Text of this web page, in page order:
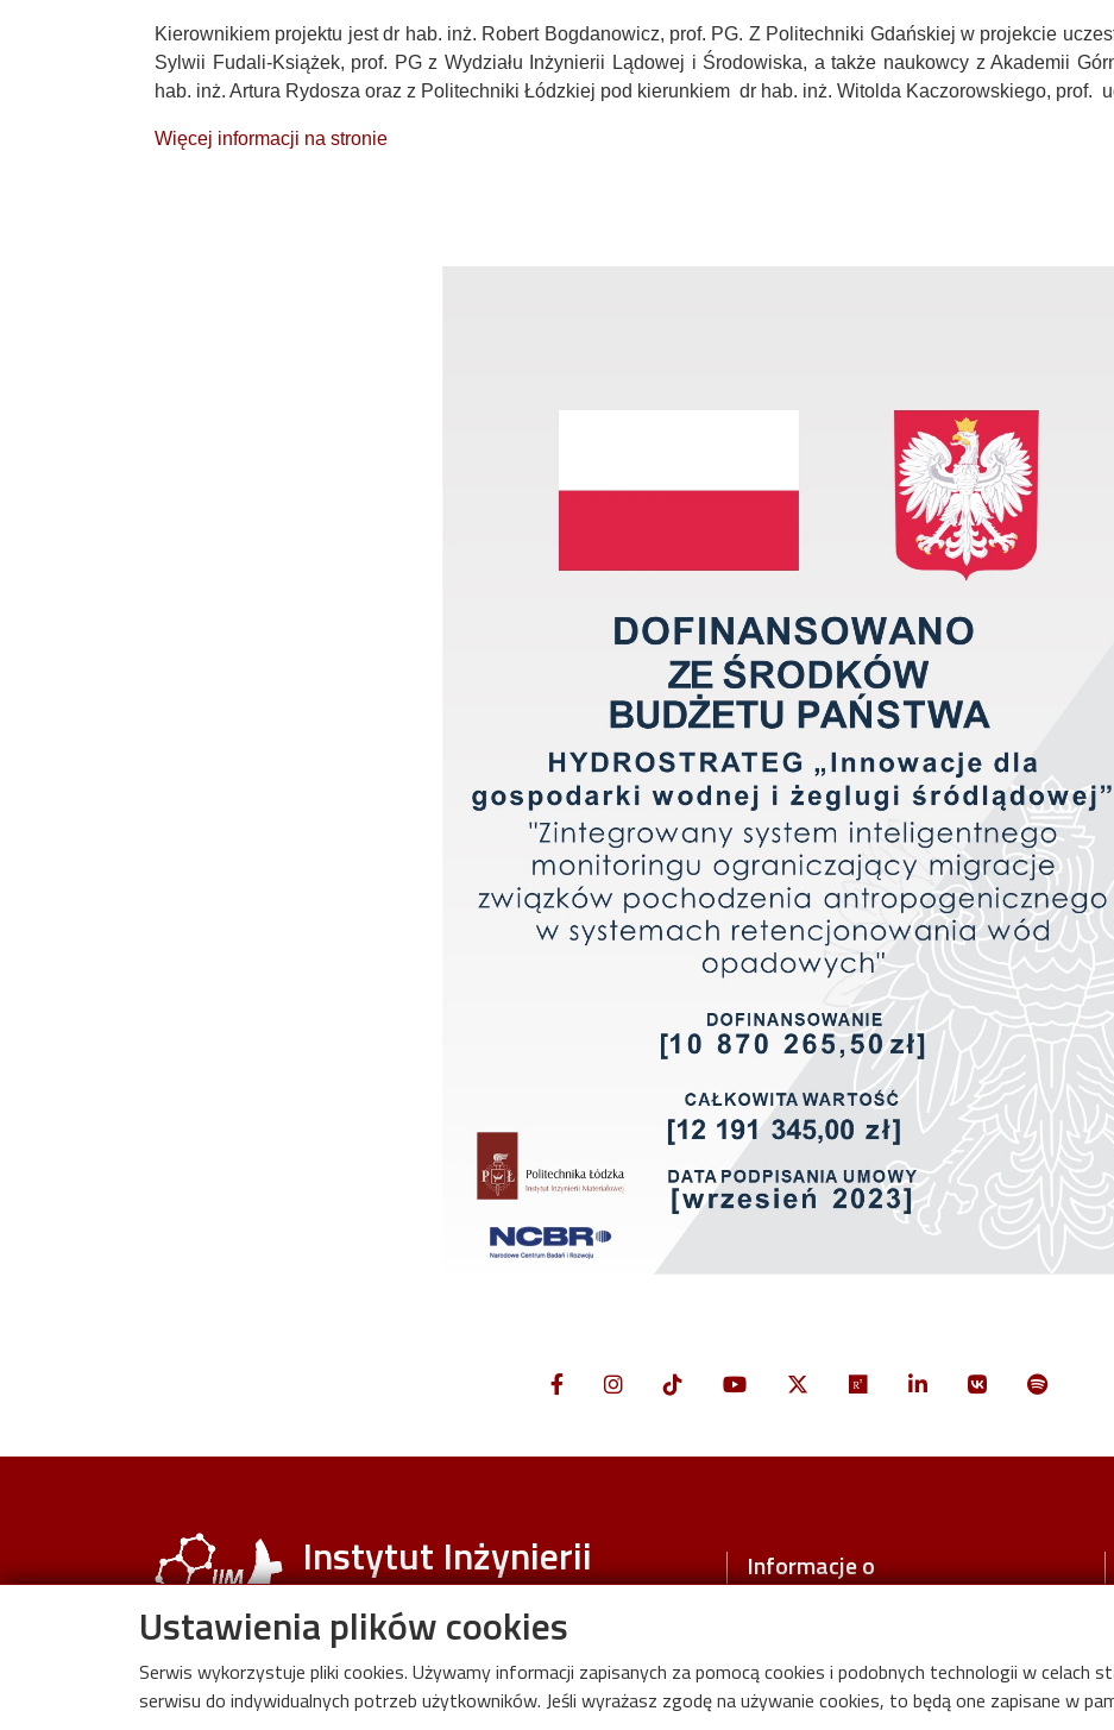
Kierownikiem projektu jest dr hab. inż. Robert Bogdanowicz, prof. PG. Z Politechniki Gdańskiej w projekcie
Sylwii Fudali-Książek, prof. PG z Wydziału Inżynierii Lądowej i Środowiska, a także naukowcy z Akademii
hab. inż. Artura Rydosza oraz z Politechniki Łódzkiej pod kierunkiem dr hab. inż. Witolda Kaczorowskiego, prof.
Więcej informacji na stronie
Instytut Inżynierii
Materiałowej
Wydział Mechaniczny
Politechniki Łódzkiej
Informacje o
Biblioteka Politechniki Łódzkiej
Mapa kampusu 3D
Ustawienia plików cookies
Serwis wykorzystuje pliki cookies. Używamy informacji zapisanych za pomocą cookies i podobnych technologii w
serwisu do indywidualnych potrzeb użytkowników. Jeśli wyrażasz zgodę na używanie cookies, to będą one zapisane w